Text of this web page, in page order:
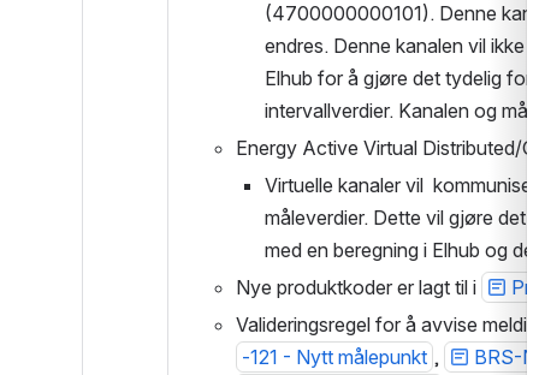
(4700000000101). Denne
endres. Denne kanalen vil ikke
Elhub for å gjøre det tydelig
intervallverdier. Kanalen og
Energy Active Virtual Distributed/
Virtuelle kanaler vil
måleverdier. Dette vil gjøre det
med en beregning i Elhub og
Nye produktkoder er lagt til i
Valideringsregel for å avvise
-121 - Nytt målepunkt ,
BRS-